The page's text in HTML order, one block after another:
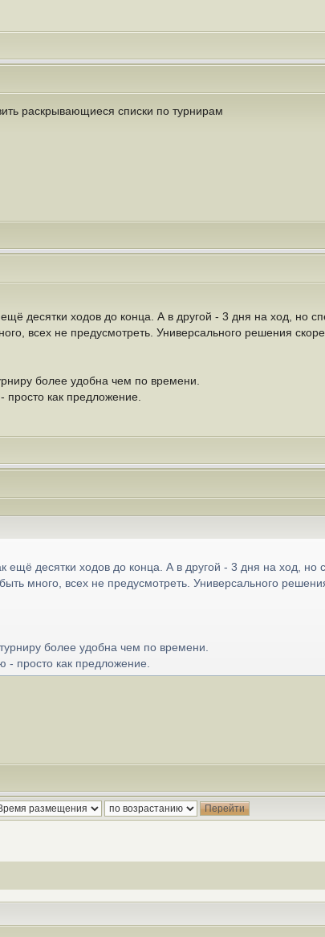
раскрывающиеся списки по турнирам
десятки ходов до конца. А в другой - 3 дня на ход, но
всех не предусмотреть. Универсального решения
более удобна чем по времени.
как предложение.
ещё десятки ходов до конца. А в другой - 3 дня на ход, но
много, всех не предусмотреть. Универсального
более удобна чем по времени.
- просто как предложение.